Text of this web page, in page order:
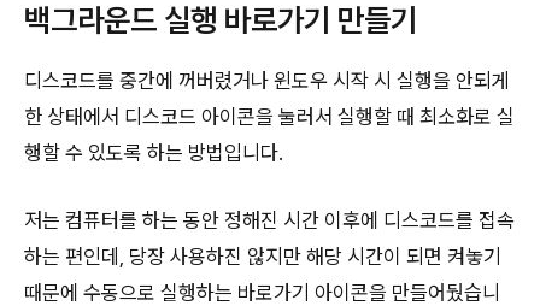
백그라운드 실행 바로가기 만들기
디스코드를 중간에 꺼버렸거나 윈도우 시작 시 실행을 안되게
한 상태에서 디스코드 아이콘을 눌러서 실행할 때 최소화로 실
행할 수 있도록 하는 방법입니다.
저는 컴퓨터를 하는 동안 정해진 시간 이후에 디스코드를 접속
하는 편인데, 당장 사용하진 않지만 해당 시간이 되면 켜놓기
때문에 수동으로 실행하는 바로가기 아이콘을 만들어뒀습니